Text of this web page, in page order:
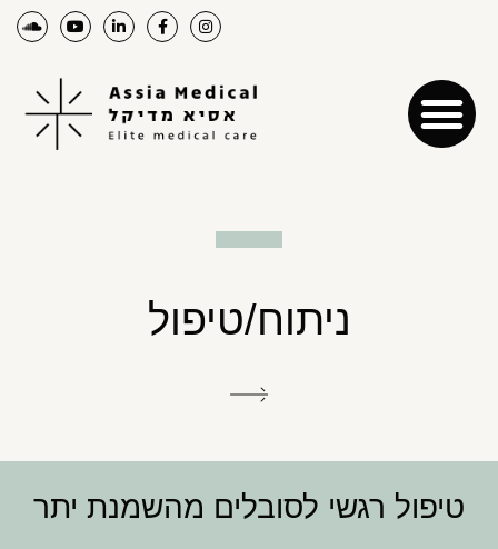
ניתוח/טיפול
טיפול רגשי לסובלים מהשמנת יתר